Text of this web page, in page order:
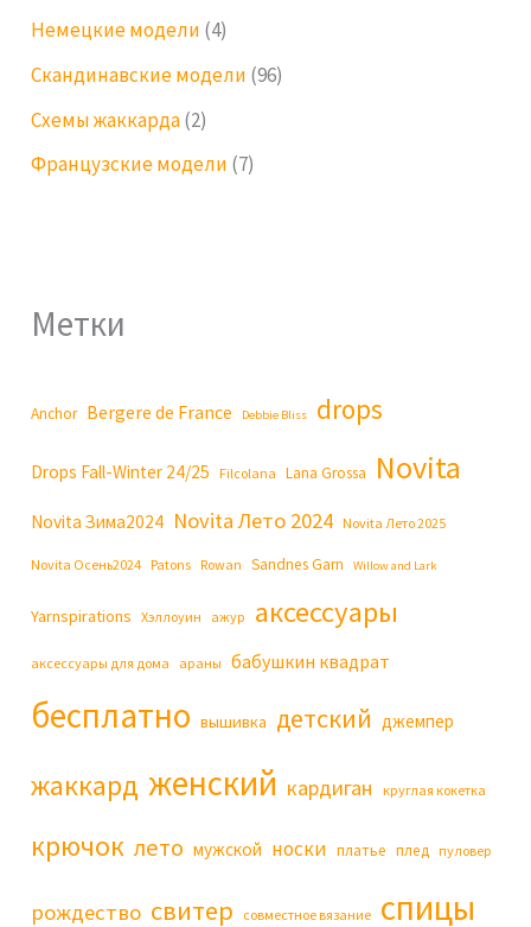
Немецкие модели (4)
Скандинавские модели (96)
Схемы жаккарда(2)
Французские модели (7)
Метки
Anchor Bergere de France Debbie Bliss drops
Drops Fall-Winter 24/25 Filcolana Lana Grossa Novita
Novita Зима2024 Novita Лето 2024 Novita Лето 2025
Novita Осень2024 Patons Rowan Sandnes Garn Willow and Lark
Yarnspirations Хэллоуин ажур аксессуары
аксессуары для дома араны бабушкин квадрат
бесплатно вышивка детский джемпер
жаккард женский кардиган круглая кокетка
крючок лето мужской носки платье плед пуловер
рождество свитер совместное вязание спицы